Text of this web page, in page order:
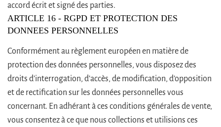
accord écrit et signé des parties.
ARTICLE 16 - RGPD ET PROTECTION DES
DONNEES PERSONNELLES
Conformément au règlement européen en matière de
protection des données personnelles, vous disposez des
droits d’interrogation, d’accès, de modification, d’opposition
et de rectification sur les données personnelles vous
concernant. En adhérant à ces conditions générales de vente,
vous consentez à ce que nous collections et utilisions ces